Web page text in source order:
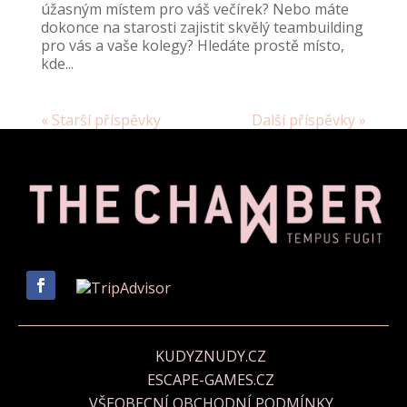
úžasným místem pro váš večírek? Nebo máte
dokonce na starosti zajistit skvělý teambuilding
pro vás a vaše kolegy? Hledáte prostě místo,
kde...
« Starší příspěvky Další příspěvky »
KUDYZNUDY.CZ
ESCAPE-GAMES.CZ